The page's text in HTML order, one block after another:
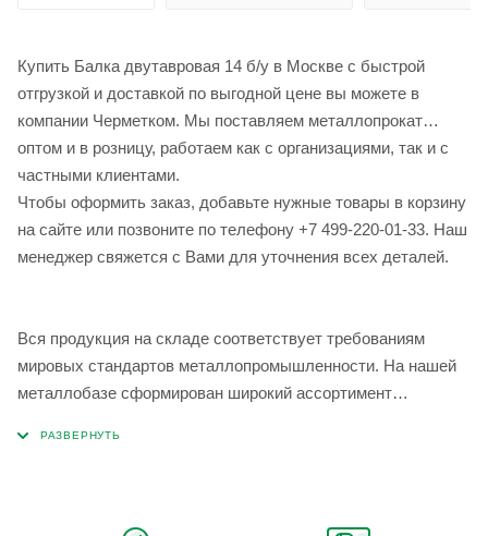
Купить Балка двутавровая 14 б/у в Москве с быстрой
отгрузкой и доставкой по выгодной цене вы можете в
компании Черметком. Мы поставляем металлопрокат
оптом и в розницу, работаем как с организациями, так и с
частными клиентами.
Чтобы оформить заказ, добавьте нужные товары в корзину
на сайте или позвоните по телефону +7 499-220-01-33. Наш
менеджер свяжется с Вами для уточнения всех деталей.
Вся продукция на складе соответствует требованиям
мировых стандартов металлопромышленности. На нашей
металлобазе сформирован широкий ассортимент